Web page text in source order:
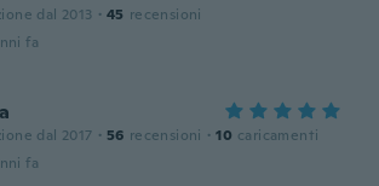
dal 2013 · 45 recensioni
fa
dal 2017 · 56 recensioni · 10 caricamenti
fa